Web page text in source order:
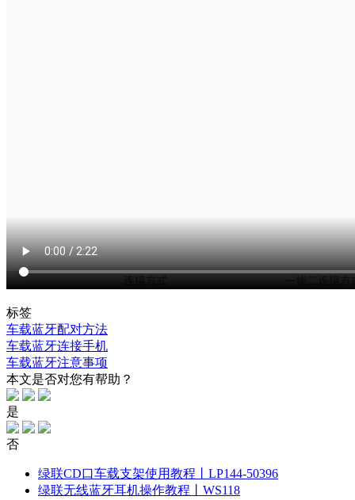
标签
车载蓝牙配对方法
车载蓝牙连接手机
车载蓝牙注意事项
本文是否对您有帮助？
是
否
绿联CD口车载支架使用教程丨LP144-50396
绿联无线蓝牙耳机操作教程丨WS118